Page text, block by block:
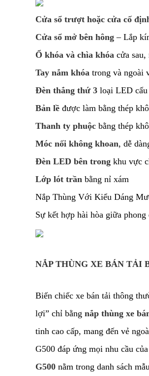
Cửa sổ trượt hoặc cửa cố
Cửa sổ mở bên hông – Lắp
Ổ khóa và chìa khóa cửa
Tay nắm khóa trong và ngoài
Đèn thắng thứ 3 loại LED
Bản lề được làm bằng thép
Thanh ty phuộc bằng thép
Móc nối không khoan, dễ
Đèn LED bên trong khu vực
Lớp lót trần bằng nỉ xám
Nắp Thùng Với Kiểu Dáng
Sự kết hợp hài hòa giữa
NẮP THÙNG XE BÁN TẢI
Biến chiếc xe bán tải thông
lợi” chỉ bằng nắp thùng xe
tinh cao cấp, mang đến vẻ
G500 đáp ứng mọi nhu cầu
G500 nằm trong danh sách